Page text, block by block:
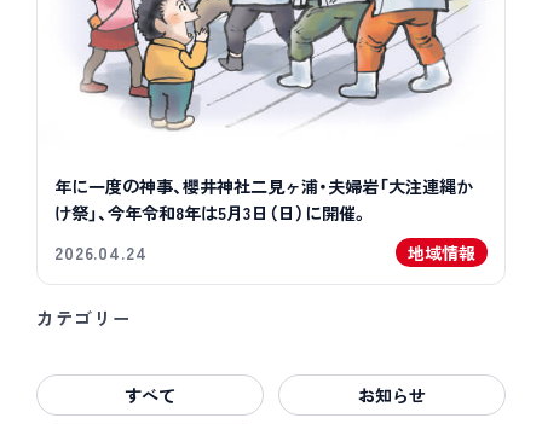
年に一度の神事、櫻井神社二見ヶ浦・夫婦岩「大注連縄か
け祭」、今年令和8年は5月3日（日）に開催。
2026.04.24
地域情報
カテゴリー
すべて お知らせ